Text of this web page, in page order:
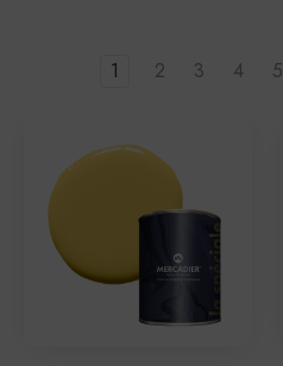
1 2 3 4 5